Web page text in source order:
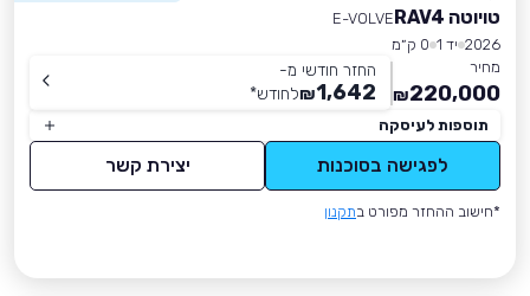
טויוטה RAV4
E-VOLVE
2026 יד 1
0 ק״מ
מחיר
220,000
₪
החזר חודשי מ-
1,642
₪לחודש*
תוספות לעיסקה
לפגישה בסוכנות יצירת קשר
*חישוב ההחזר מפורט בתקנון